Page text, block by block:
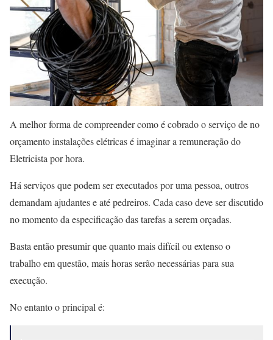
A melhor forma de compreender como é cobrado o serviço de no
orçamento instalações elétricas é imaginar a remuneração do
Eletricista por hora.
Há serviços que podem ser executados por uma pessoa, outros
demandam ajudantes e até pedreiros. Cada caso deve ser discutido
no momento da especificação das tarefas a serem orçadas.
Basta então presumir que quanto mais difícil ou extenso o
trabalho em questão, mais horas serão necessárias para sua
execução.
No entanto o principal é: